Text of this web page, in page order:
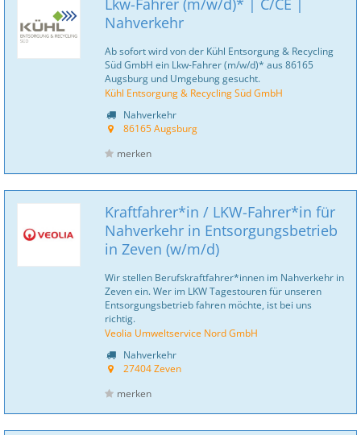
Lkw-Fahrer (m/w/d)* | C/CE |
Nahverkehr
Ab sofort wird von der Kühl Entsorgung & Recycling
Süd GmbH ein Lkw-Fahrer (m/w/d)* aus 86165
Augsburg und Umgebung gesucht.
Kühl Entsorgung & Recycling Süd GmbH
Nahverkehr
86165 Augsburg
merken
Kraftfahrer*in / LKW-Fahrer*in für
Nahverkehr in Entsorgungsbetrieb
in Zeven (w/m/d)
Wir stellen Berufskraftfahrer*innen im Nahverkehr in
Zeven ein. Wer im LKW Tagestouren für unseren
Entsorgungsbetrieb fahren möchte, ist bei uns
richtig.
Veolia Umweltservice Nord GmbH
Nahverkehr
27404 Zeven
merken